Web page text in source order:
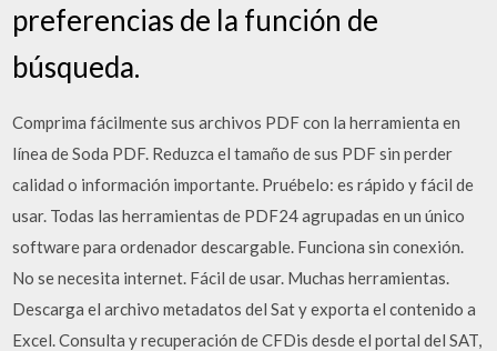
preferencias de la función de
búsqueda.
Comprima fácilmente sus archivos PDF con la herramienta en
línea de Soda PDF. Reduzca el tamaño de sus PDF sin perder
calidad o información importante. Pruébelo: es rápido y fácil de
usar. Todas las herramientas de PDF24 agrupadas en un único
software para ordenador descargable. Funciona sin conexión.
No se necesita internet. Fácil de usar. Muchas herramientas.
Descarga el archivo metadatos del Sat y exporta el contenido a
Excel. Consulta y recuperación de CFDis desde el portal del SAT,